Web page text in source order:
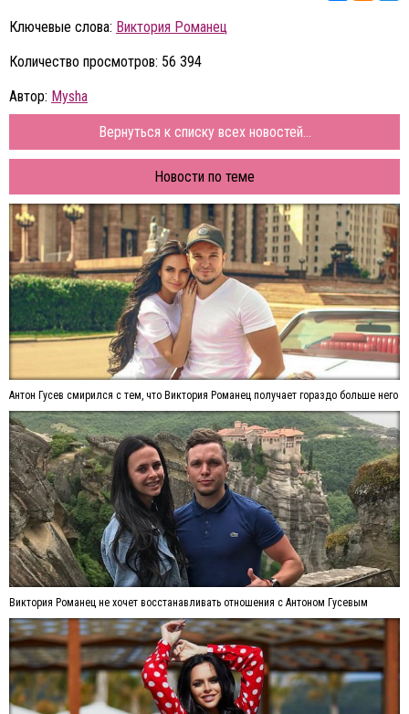
Ключевые слова: Виктория Романец
Количество просмотров: 56 394
Автор: Mysha
Вернуться к списку всех новостей...
Новости по теме
Антон Гусев смирился с тем, что Виктория Романец получает гораздо больше него
Виктория Романец не хочет восстанавливать отношения с Антоном Гусевым